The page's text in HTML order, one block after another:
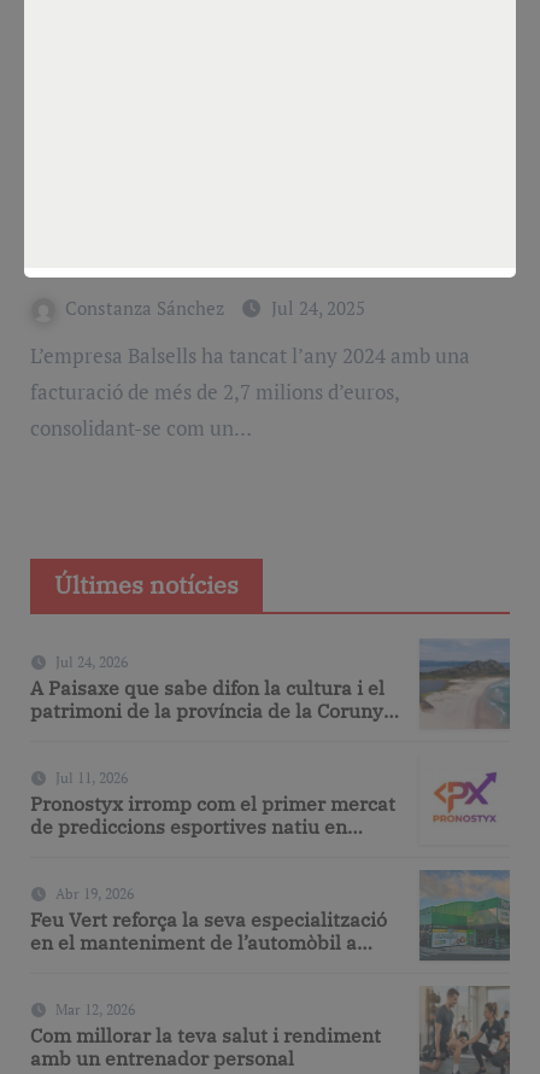
Constanza Sánchez Jul 24, 2025
L’empresa Balsells ha tancat l’any 2024 amb una
facturació de més de 2,7 milions d’euros,
consolidant-se com un…
Últimes notícies
Jul 24, 2026
A Paisaxe que sabe difon la cultura i el
patrimoni de la província de la Corunya
Jul 11, 2026
Pronostyx irromp com el primer mercat
de prediccions esportives natiu en
Abr 19, 2026
Feu Vert reforça la seva especialització
en el manteniment de l’automòbil a
Mar 12, 2026
Com millorar la teva salut i rendiment
amb un entrenador personal